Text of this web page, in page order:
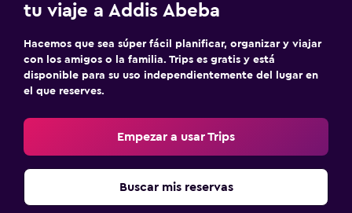
tu viaje a Addis Abeba
Hacemos que sea súper fácil planificar, organizar y viajar
con los amigos o la familia. Trips es gratis y está
disponible para su uso independientemente del lugar en
el que reserves.
Empezar a usar Trips
Buscar mis reservas